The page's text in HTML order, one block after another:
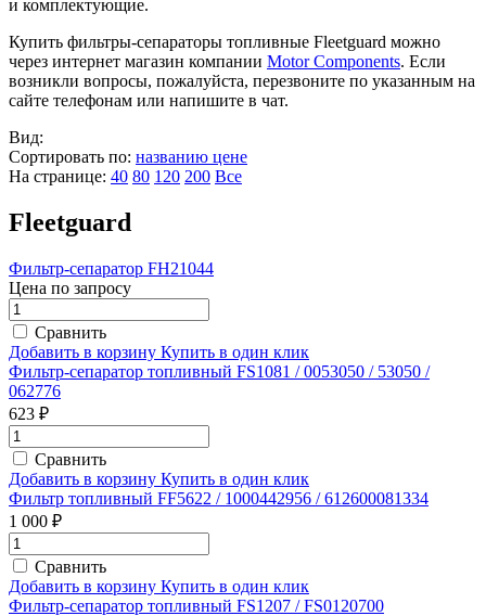
и комплектующие.
Купить фильтры-сепараторы топливные Fleetguard можно
через интернет магазин компании Motor Components. Если
возникли вопросы, пожалуйста, перезвоните по указанным на
сайте телефонам или напишите в чат.
Вид:
Сортировать по: названию цене
На странице: 40 80 120 200 Все
Fleetguard
Фильтр-сепаратор FH21044
Цена по запросу
Сравнить
Добавить в корзину Купить в один клик
Фильтр-сепаратор топливный FS1081 / 0053050 / 53050 /
062776
623 ₽
Сравнить
Добавить в корзину Купить в один клик
Фильтр топливный FF5622 / 1000442956 / 612600081334
1 000 ₽
Сравнить
Добавить в корзину Купить в один клик
Фильтр-сепаратор топливный FS1207 / FS0120700